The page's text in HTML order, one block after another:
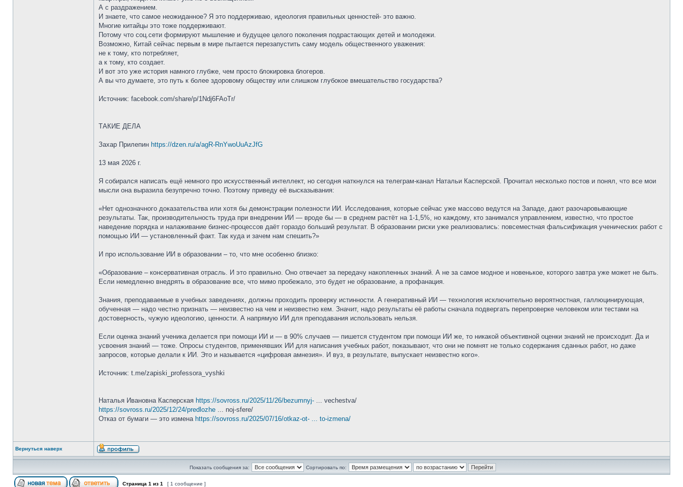
А с раздражением.
И знаете, что самое неожиданное? Я это поддерживаю, идеология правильных ценностей- это важно.
Многие китайцы это тоже поддерживают.
Потому что соц.сети формируют мышление и будущее целого поколения подрастающих детей и молодежи.
Возможно, Китай сейчас первым в мире пытается перезапустить саму модель общественного уважения:
не к тому, кто потребляет,
а к тому, кто создает.
И вот это уже история намного глубже, чем просто блокировка блогеров.
А вы что думаете, это путь к более здоровому обществу или слишком глубокое вмешательство государства?
Источник: facebook.com/share/p/1Ndj6FAoTr/
ТАКИЕ ДЕЛА
Захар Прилепин https://dzen.ru/a/agR-RnYwoUuAzJfG
13 мая 2026 г.
Я собирался написать ещё немного про искусственный интеллект, но сегодня наткнулся на телеграм-канал Натальи Касперской. Прочитал несколько постов и понял, что все мои
мысли она выразила безупречно точно. Поэтому приведу её высказывания:
«Нет однозначного доказательства или хотя бы демонстрации полезности ИИ. Исследования, которые сейчас уже массово ведутся на Западе, дают разочаровывающие
результаты. Так, производительность труда при внедрении ИИ — вроде бы — в среднем растёт на 1-1,5%, но каждому, кто занимался управлением, известно, что простое
наведение порядка и налаживание бизнес-процессов даёт гораздо больший результат. В образовании риски уже реализовались: повсеместная фальсификация ученических работ с
помощью ИИ — установленный факт. Так куда и зачем нам спешить?»
И про использование ИИ в образовании – то, что мне особенно близко:
«Образование – консервативная отрасль. И это правильно. Оно отвечает за передачу накопленных знаний. А не за самое модное и новенькое, которого завтра уже может не быть.
Если немедленно внедрять в образование все, что мимо пробежало, это будет не образование, а профанация.
Знания, преподаваемые в учебных заведениях, должны проходить проверку истинности. А генеративный ИИ — технология исключительно вероятностная, галлюцинирующая,
обученная — надо честно признать — неизвестно на чем и неизвестно кем. Значит, надо результаты её работы сначала подвергать перепроверке человеком или тестами на
достоверность, чужую идеологию, ценности. А напрямую ИИ для преподавания использовать нельзя.
Если оценка знаний ученика делается при помощи ИИ и — в 90% случаев — пишется студентом при помощи ИИ же, то никакой объективной оценки знаний не происходит. Да и
усвоения знаний — тоже. Опросы студентов, применявших ИИ для написания учебных работ, показывают, что они не помнят не только содержания сданных работ, но даже
запросов, которые делали к ИИ. Это и называется «цифровая амнезия». И вуз, в результате, выпускает неизвестно кого».
Источник: t.me/zapiski_professora_vyshki
Наталья Ивановна Касперская https://sovross.ru/2025/11/26/bezumnyj- ... vechestva/
https://sovross.ru/2025/12/24/predlozhe ... noj-sfere/
Отказ от бумаги — это измена https://sovross.ru/2025/07/16/otkaz-ot- ... to-izmena/
Вернуться наверх
Показать сообщения за: Сортировать по:
Страница 1 из 1 [ 1 сообщение ]